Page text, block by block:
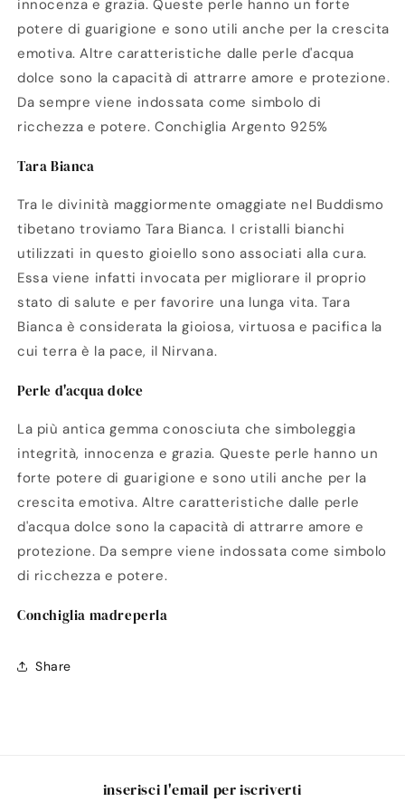
innocenza e grazia. Queste perle hanno un forte
potere di guarigione e sono utili anche per la crescita
emotiva. Altre caratteristiche dalle perle d'acqua
dolce sono la capacità di attrarre amore e protezione.
Da sempre viene indossata come simbolo di
ricchezza e potere. Conchiglia Argento 925%
Tara Bianca
Tra le divinità maggiormente omaggiate nel Buddismo
tibetano troviamo Tara Bianca. I cristalli bianchi
utilizzati in questo gioiello sono associati alla cura.
Essa viene infatti invocata per migliorare il proprio
stato di salute e per favorire una lunga vita. Tara
Bianca è considerata la gioiosa, virtuosa e pacifica la
cui terra è la pace, il Nirvana.
Perle d'acqua dolce
La più antica gemma conosciuta che simboleggia
integrità, innocenza e grazia. Queste perle hanno un
forte potere di guarigione e sono utili anche per la
crescita emotiva. Altre caratteristiche dalle perle
d'acqua dolce sono la capacità di attrarre amore e
protezione. Da sempre viene indossata come simbolo
di ricchezza e potere.
Conchiglia madreperla
Share
inserisci l'email per iscriverti